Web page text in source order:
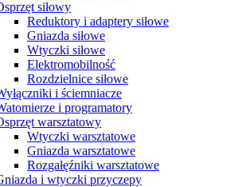
siłowy
Reduktory i adaptery siłowe
Gniazda siłowe
Wtyczki siłowe
Elektromobilność
Rozdzielnice siłowe
i ściemniacze
i programatory
warsztatowy
Wtyczki warsztatowe
Gniazda warsztatowe
Rozgałęźniki warsztatowe
i wtyczki przyczepy